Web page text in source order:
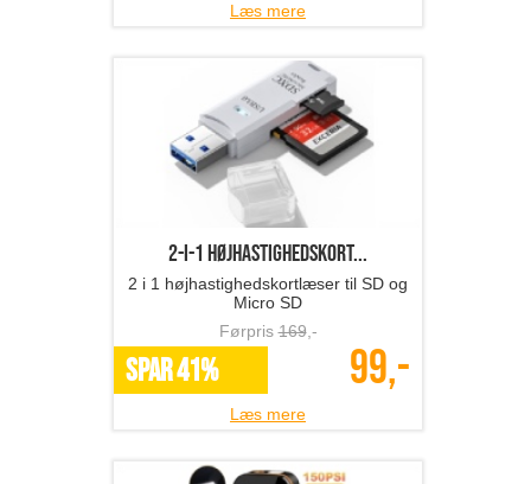
Læs mere
2-i-1 højhastighedskort...
2 i 1 højhastighedskortlæser til SD og
Micro SD
Førpris169,-
SPAR 41% 99,-
Læs mere